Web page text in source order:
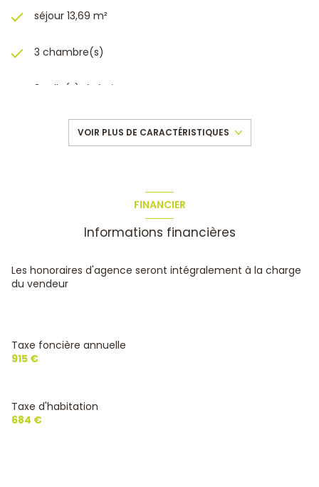
isolation récente, fenêtres avec double vitrage ....
A visiter rapidement, coup de coeur assuré !
Photos HD et visite virtuelle disponible sur notre site
séjour 13,69 m²
3 chambre(s)
2 salle(s) de bain
cuisine séparée (équipée)
1 parking(s)
exposition Sud-Ouest
visiophone
quartier Centre Ville
VOIR PLUS DE CARACTÉRISTIQUES
FINANCIER
Informations financières
Les honoraires d'agence seront intégralement à la charge
du vendeur
Taxe foncière annuelle
915 €
Taxe d'habitation
684 €